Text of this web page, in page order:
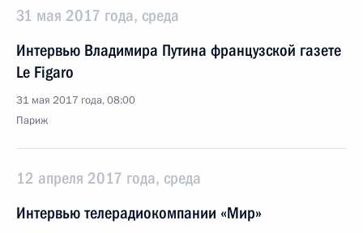
31 мая 2017 года, среда
Интервью Владимира Путина французской газете
Le Figaro
31 мая 2017 года, 08:00
Париж
12 апреля 2017 года, среда
Интервью телерадиокомпании «Мир»